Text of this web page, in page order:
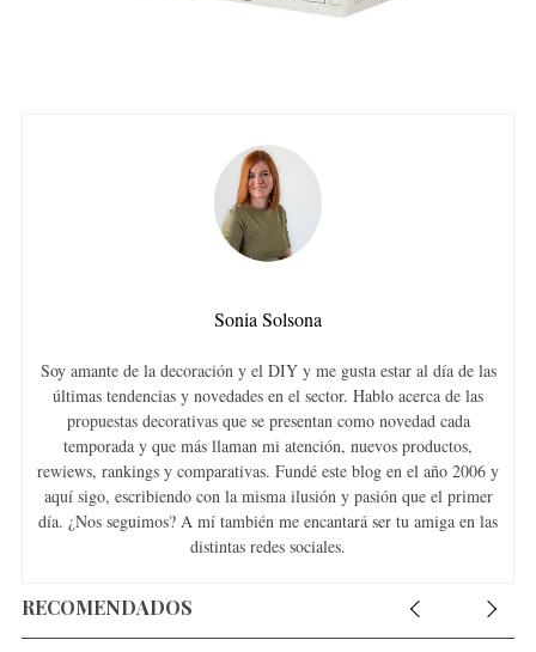
Sonia Solsona
Soy amante de la decoración y el DIY y me gusta estar al día de las
últimas tendencias y novedades en el sector. Hablo acerca de las
propuestas decorativas que se presentan como novedad cada
temporada y que más llaman mi atención, nuevos productos,
rewiews, rankings y comparativas. Fundé este blog en el año 2006 y
aquí sigo, escribiendo con la misma ilusión y pasión que el primer
día. ¿Nos seguimos? A mí también me encantará ser tu amiga en las
distintas redes sociales.
RECOMENDADOS